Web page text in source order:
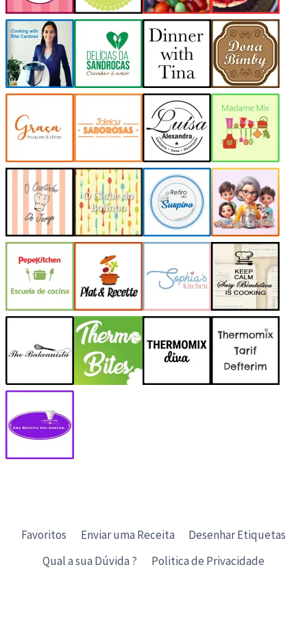
Favoritos Enviar uma Receita
Desenhar Etiquetas
Qual a sua Dúvida ?
Politica de Privacidade